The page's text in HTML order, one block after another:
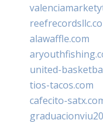
alawaffle.com
united-
tios-tacos.com
cafecito-